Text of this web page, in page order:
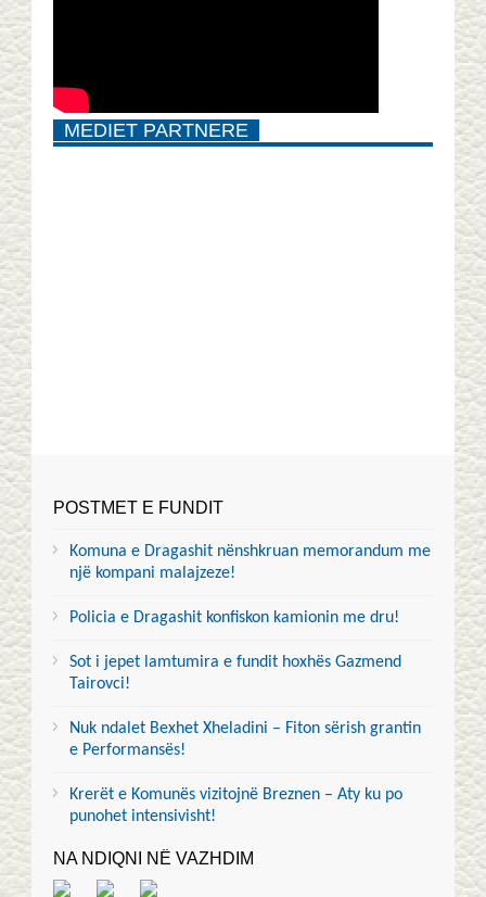
MEDIET PARTNERE
POSTMET E FUNDIT
Komuna e Dragashit nënshkruan memorandum me
një kompani malajzeze!
Policia e Dragashit konfiskon kamionin me dru!
Sot i jepet lamtumira e fundit hoxhës Gazmend
Tairovci!
Nuk ndalet Bexhet Xheladini – Fiton sërish grantin
e Performansës!
Krerët e Komunës vizitojnë Breznen – Aty ku po
punohet intensivisht!
NA NDIQNI NË VAZHDIM